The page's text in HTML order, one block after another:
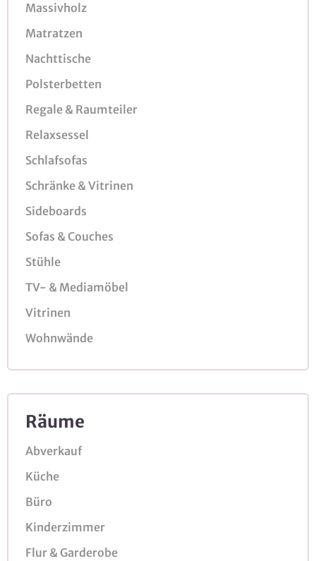
Massivholz
Matratzen
Nachttische
Polsterbetten
Regale & Raumteiler
Relaxsessel
Schlafsofas
Schränke & Vitrinen
Sideboards
Sofas & Couches
Stühle
TV- & Mediamöbel
Vitrinen
Wohnwände
Räume
Abverkauf
Küche
Büro
Kinderzimmer
Flur & Garderobe